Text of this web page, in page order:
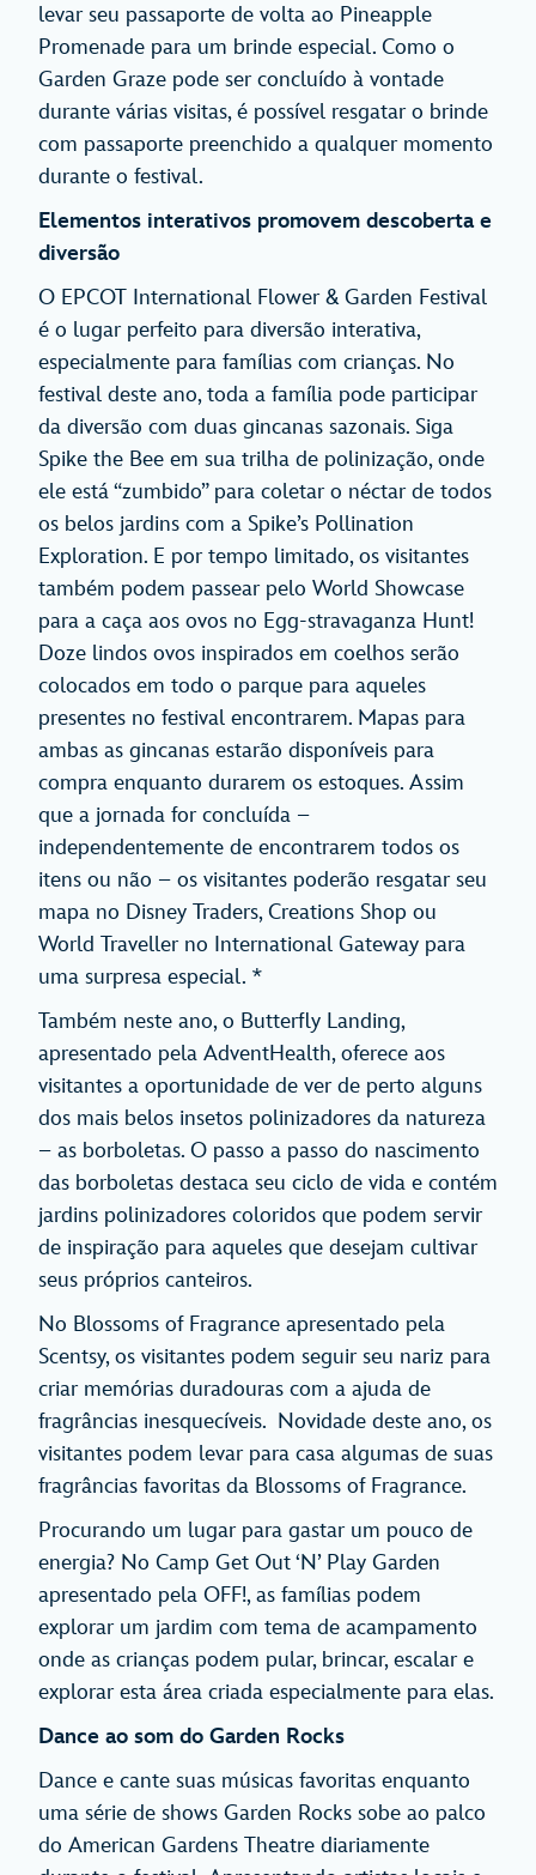
levar seu passaporte de volta ao Pineapple
Promenade para um brinde especial. Como o
Garden Graze pode ser concluído à vontade
durante várias visitas, é possível resgatar o brinde
com passaporte preenchido a qualquer momento
durante o festival.
Elementos interativos promovem descoberta e
diversão
O EPCOT International Flower & Garden Festival
é o lugar perfeito para diversão interativa,
especialmente para famílias com crianças. No
festival deste ano, toda a família pode participar
da diversão com duas gincanas sazonais. Siga
Spike the Bee em sua trilha de polinização, onde
ele está “zumbido” para coletar o néctar de todos
os belos jardins com a Spike’s Pollination
Exploration. E por tempo limitado, os visitantes
também podem passear pelo World Showcase
para a caça aos ovos no Egg-stravaganza Hunt!
Doze lindos ovos inspirados em coelhos serão
colocados em todo o parque para aqueles
presentes no festival encontrarem. Mapas para
ambas as gincanas estarão disponíveis para
compra enquanto durarem os estoques. Assim
que a jornada for concluída –
independentemente de encontrarem todos os
itens ou não – os visitantes poderão resgatar seu
mapa no Disney Traders, Creations Shop ou
World Traveller no International Gateway para
uma surpresa especial. *
Também neste ano, o Butterfly Landing,
apresentado pela AdventHealth, oferece aos
visitantes a oportunidade de ver de perto alguns
dos mais belos insetos polinizadores da natureza
– as borboletas. O passo a passo do nascimento
das borboletas destaca seu ciclo de vida e contém
jardins polinizadores coloridos que podem servir
de inspiração para aqueles que desejam cultivar
seus próprios canteiros.
No Blossoms of Fragrance apresentado pela
Scentsy, os visitantes podem seguir seu nariz para
criar memórias duradouras com a ajuda de
fragrâncias inesquecíveis. Novidade deste ano, os
visitantes podem levar para casa algumas de suas
fragrâncias favoritas da Blossoms of Fragrance.
Procurando um lugar para gastar um pouco de
energia? No Camp Get Out ‘N’ Play Garden
apresentado pela OFF!, as famílias podem
explorar um jardim com tema de acampamento
onde as crianças podem pular, brincar, escalar e
explorar esta área criada especialmente para elas.
Dance ao som do Garden Rocks
Dance e cante suas músicas favoritas enquanto
uma série de shows Garden Rocks sobe ao palco
do American Gardens Theatre diariamente